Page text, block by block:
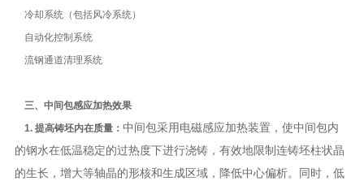
冷却系统（包括风冷系统）
自动化控制系统
流钢通道清理系统
三、中间包感应加热效果
1. 提高铸坯内在质量： 中间包采用电磁感应加热装置，使中间包内
的钢水在低温稳定的过热度下进行浇铸，有效地限制连铸坯柱状晶
的生长，增大等轴晶的形核和生成区域，降低中心偏析。同时，低